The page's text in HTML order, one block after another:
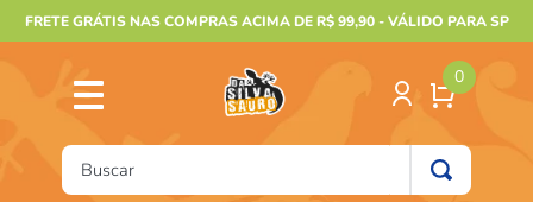
FRETE GRÁTIS NAS COMPRAS ACIMA DE R$ 99,90 - VÁLIDO PARA SP
0
Buscar